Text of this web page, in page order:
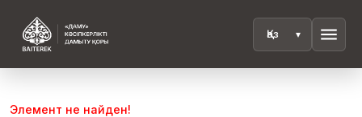
menu
Элемент не найден!